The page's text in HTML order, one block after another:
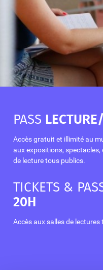
PASS
Accès gratuit et illimité au
aux expositions, spectacles,
de lecture tous publics.
TICKETS &
20H
Accès aux salles de lectures